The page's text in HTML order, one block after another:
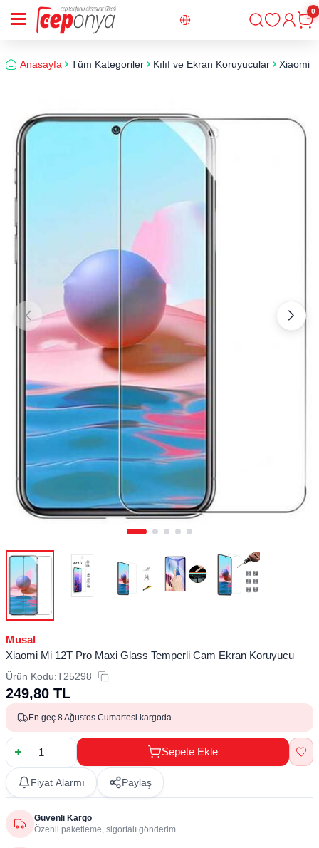
Giriş
0
Anasayfa Tüm Kategoriler Kılıf ve Ekran Koruyucular Xiaomi
Musal
Xiaomi Mi 12T Pro Maxi Glass Temperli Cam Ekran Koruyucu
Ürün Kodu:T25298
249,80 TL
En geç 8 Ağustos Cumartesi kargoda
Sepete Ekle
Fiyat Alarmı Paylaş
Güvenli Kargo
Özenli paketleme, sigortalı gönderim